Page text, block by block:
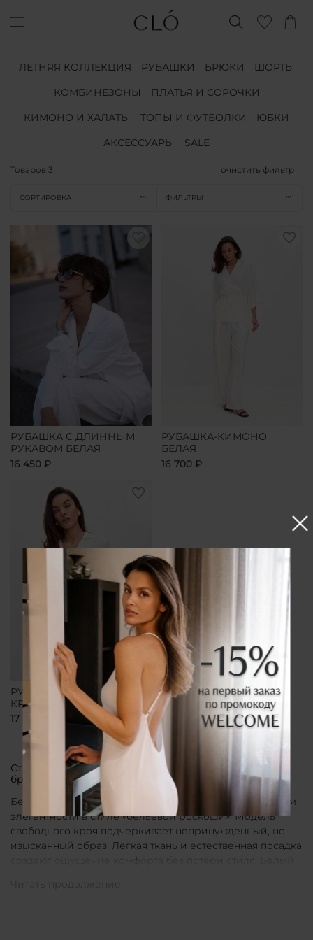
ЛЕТНЯЯ КОЛЛЕКЦИЯ РУБАШКИ БРЮКИ
ШОРТЫ
КОМБИНЕЗОНЫ
ПЛАТЬЯ И СОРОЧКИ
КИМОНО И ХАЛАТЫ
ТОПЫ И ФУТБОЛКИ
ЮБКИ
АКСЕССУАРЫ
SALE
Товаров 3 очистить фильтр
СОРТИРОВКА ФИЛЬТРЫ
РУБАШКА С ДЛИННЫМ
РУКАВОМ БЕЛАЯ
16 450 ₽
РУБАШКА-КИМОНО
БЕЛАЯ
16 700 ₽
РУБАШКА СВОБОДНОГО
КРОЯ БЕЛАЯ
17 800 ₽
Стильные рубашки в актуальном белом цвете от
бренда CLÓ
Белые рубашки от бренда CLÓ являются воплощением
элегантности в стиле «бельевой роскоши». Модель
свободного кроя подчеркивает непринужденный, но
изысканный образ. Легкая ткань и естественная посадка
создают ощущение комфорта без потери стиля. Белый